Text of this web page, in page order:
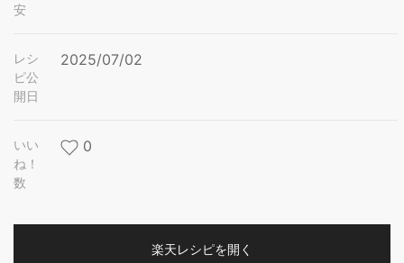
安
レシ
ピ公
開日
2025/07/02
いい
ね！
数
0
楽天レシピを開く